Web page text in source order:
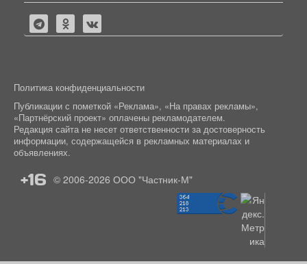
Политика конфиденциальности
Публикации с пометкой «Реклама», «На правах рекламы»,
«Партнёрский проект» оплачены рекламодателем.
Редакция сайта не несет ответственности за достоверность
информации, содержащейся в рекламных материалах и
объявлениях.
+16 © 2006-2026 ООО "Частник-М"